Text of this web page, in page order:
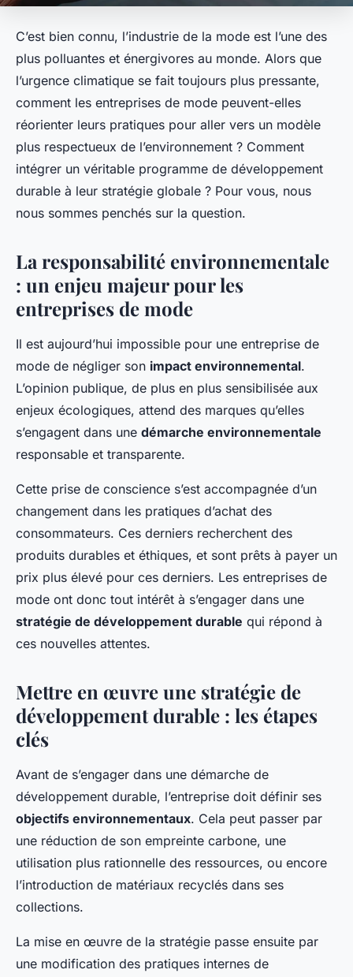
C’est bien connu, l’industrie de la mode est l’une des
plus polluantes et énergivores au monde. Alors que
l’urgence climatique se fait toujours plus pressante,
comment les entreprises de mode peuvent-elles
réorienter leurs pratiques pour aller vers un modèle
plus respectueux de l’environnement ? Comment
intégrer un véritable programme de développement
durable à leur stratégie globale ? Pour vous, nous
nous sommes penchés sur la question.
La responsabilité environnementale
: un enjeu majeur pour les
entreprises de mode
Il est aujourd’hui impossible pour une entreprise de
mode de négliger son impact environnemental.
L’opinion publique, de plus en plus sensibilisée aux
enjeux écologiques, attend des marques qu’elles
s’engagent dans une démarche environnementale
responsable et transparente.
Cette prise de conscience s’est accompagnée d’un
changement dans les pratiques d’achat des
consommateurs. Ces derniers recherchent des
produits durables et éthiques, et sont prêts à payer un
prix plus élevé pour ces derniers. Les entreprises de
mode ont donc tout intérêt à s’engager dans une
stratégie de développement durable qui répond à
ces nouvelles attentes.
Mettre en œuvre une stratégie de
développement durable : les étapes
clés
Avant de s’engager dans une démarche de
développement durable, l’entreprise doit définir ses
objectifs environnementaux. Cela peut passer par
une réduction de son empreinte carbone, une
utilisation plus rationnelle des ressources, ou encore
l’introduction de matériaux recyclés dans ses
collections.
La mise en œuvre de la stratégie passe ensuite par
une modification des pratiques internes de